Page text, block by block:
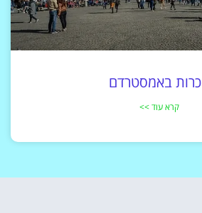
באמסטרדם
קרא עוד >>